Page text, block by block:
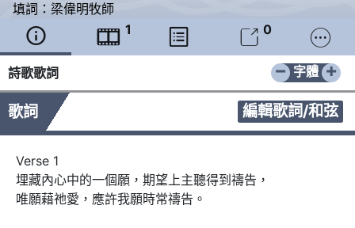
填詞： 梁偉明牧師
  1   0 
詩歌歌詞 − +
字體
歌詞 編輯歌詞/和弦
Verse 1
埋藏內心中的一個願，期望上主聽得到禱告，
唯願藉祂愛，應許我願時常禱告。